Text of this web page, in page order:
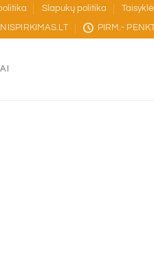
Slapukų politika
PIRM.-